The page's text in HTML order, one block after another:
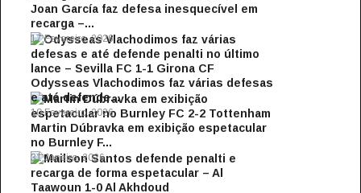
Joan García faz defesa inesquecível em
recarga –...
17 Fevereiro, 2026
Odysseas Vlachodimos faz várias defesas
e até defende...
10 Fevereiro, 2026
Martin Dúbravka em exibição espetacular
no Burnley F...
31 Janeiro, 2026